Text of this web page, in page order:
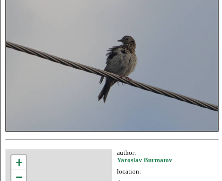
+
−
author:
Yaroslav Burmatov
location: